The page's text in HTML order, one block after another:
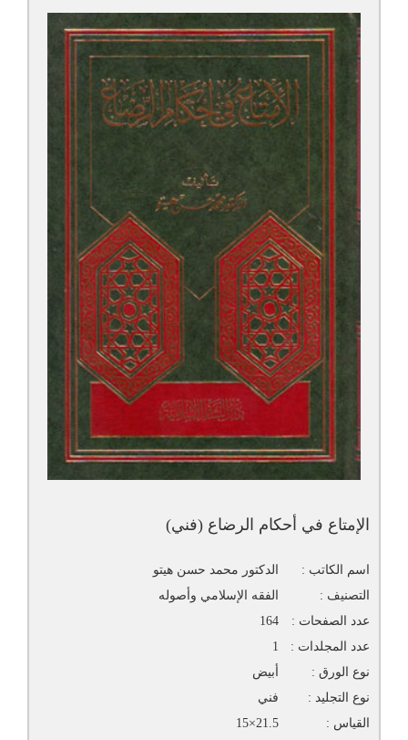
الإمتاع في أحكام الرضاع (فني)
اسم الكاتب :
الدكتور محمد حسن هيتو
التصنيف :
الفقه الإسلامي وأصوله
عدد الصفحات :
164
عدد المجلدات :
1
نوع الورق :
أبيض
نوع التجليد :
فني
القياس :
21.5×15